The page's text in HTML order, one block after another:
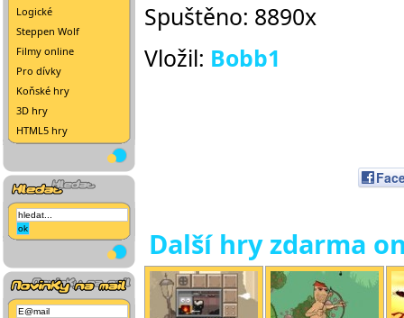
Logické
Steppen Wolf
Filmy online
Pro dívky
Koňské hry
3D hry
HTML5 hry
Spuštěno: 8890x
Vložil: Bobb1
Další hry zdarma